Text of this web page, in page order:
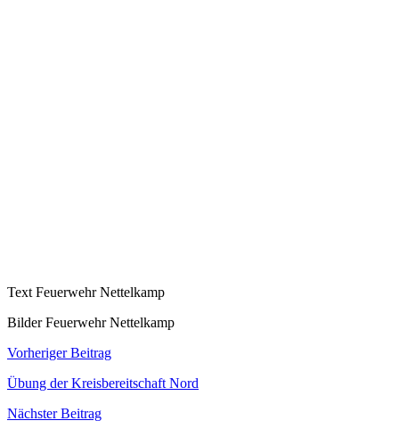
Text Feuerwehr Nettelkamp
Bilder Feuerwehr Nettelkamp
Beitragsnavigation
Vorheriger Beitrag
Übung der Kreisbereitschaft Nord
Nächster Beitrag